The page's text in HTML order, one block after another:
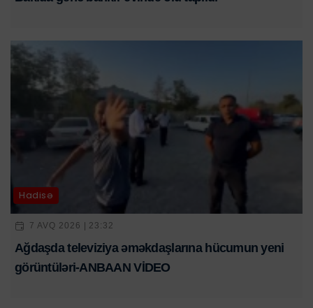
Hadisə
7 AVQ 2026 | 23:32
Ağdaşda televiziya əməkdaşlarına hücumun yeni
görüntüləri-ANBAAN VİDEO